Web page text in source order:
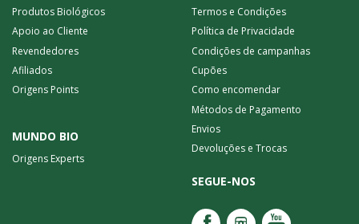
Produtos Biológicos
Apoio ao Cliente
Revendedores
Afiliados
Origens Points
Termos e Condições
Política de Privacidade
Condições de campanhas
Cupões
Como encomendar
Métodos de Pagamento
Envios
Devoluções e Trocas
MUNDO BIO
Origens Experts
SEGUE-NOS